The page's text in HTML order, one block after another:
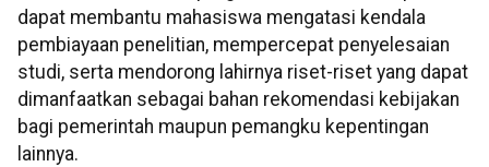
dapat membantu mahasiswa mengatasi kendala
pembiayaan penelitian, mempercepat penyelesaian
studi, serta mendorong lahirnya riset-riset yang dapat
dimanfaatkan sebagai bahan rekomendasi kebijakan
bagi pemerintah maupun pemangku kepentingan
lainnya.